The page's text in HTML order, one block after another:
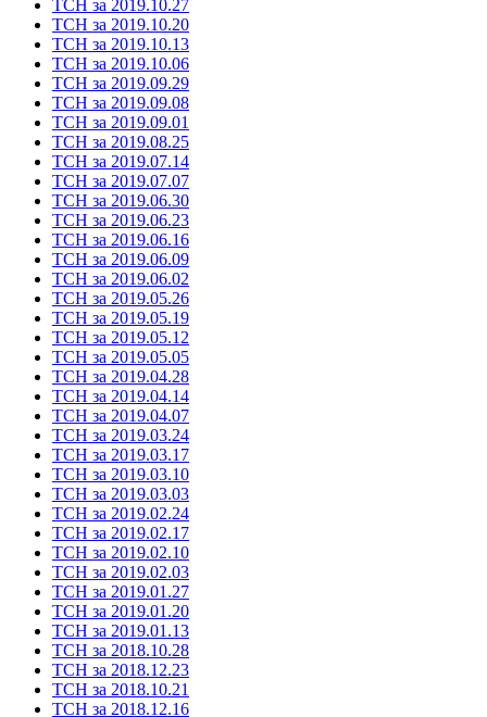
ТСН за 2019.10.27
ТСН за 2019.10.20
ТСН за 2019.10.13
ТСН за 2019.10.06
ТСН за 2019.09.29
ТСН за 2019.09.08
ТСН за 2019.09.01
ТСН за 2019.08.25
ТСН за 2019.07.14
ТСН за 2019.07.07
ТСН за 2019.06.30
ТСН за 2019.06.23
ТСН за 2019.06.16
ТСН за 2019.06.09
ТСН за 2019.06.02
ТСН за 2019.05.26
ТСН за 2019.05.19
ТСН за 2019.05.12
ТСН за 2019.05.05
ТСН за 2019.04.28
ТСН за 2019.04.14
ТСН за 2019.04.07
ТСН за 2019.03.24
ТСН за 2019.03.17
ТСН за 2019.03.10
ТСН за 2019.03.03
ТСН за 2019.02.24
ТСН за 2019.02.17
ТСН за 2019.02.10
ТСН за 2019.02.03
ТСН за 2019.01.27
ТСН за 2019.01.20
ТСН за 2019.01.13
ТСН за 2018.10.28
ТСН за 2018.12.23
ТСН за 2018.10.21
ТСН за 2018.12.16